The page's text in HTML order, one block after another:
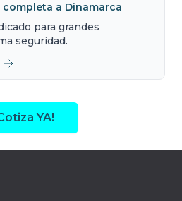
a Dinamarca
para grandes
seguridad.
YA!